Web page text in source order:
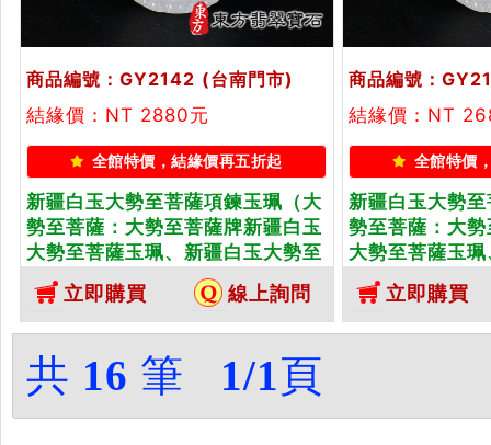
商品編號：GY2142 (台南門市)
結緣價：NT 2880元
全館特價，結緣價再五折起
新疆白玉大勢至菩薩項鍊玉珮（大
勢至菩薩：大勢至菩薩牌新疆白玉
大勢至菩薩玉珮、新疆白玉大勢至
菩薩玉墜）。新疆白玉大勢至菩薩
GY2142。客製化訂做各種新疆白
玉大勢至菩薩吊墜玉珮項鍊。★附
東方翡翠寶石保證卡
立即購買 線上詢問
商品編號：
結緣價：NT
全館特價
新疆白玉大勢
勢至菩薩：大
大勢至菩薩玉
菩薩玉墜）。
GY2143。客
玉大勢至菩薩
立即購買
共 16 筆 1/1頁